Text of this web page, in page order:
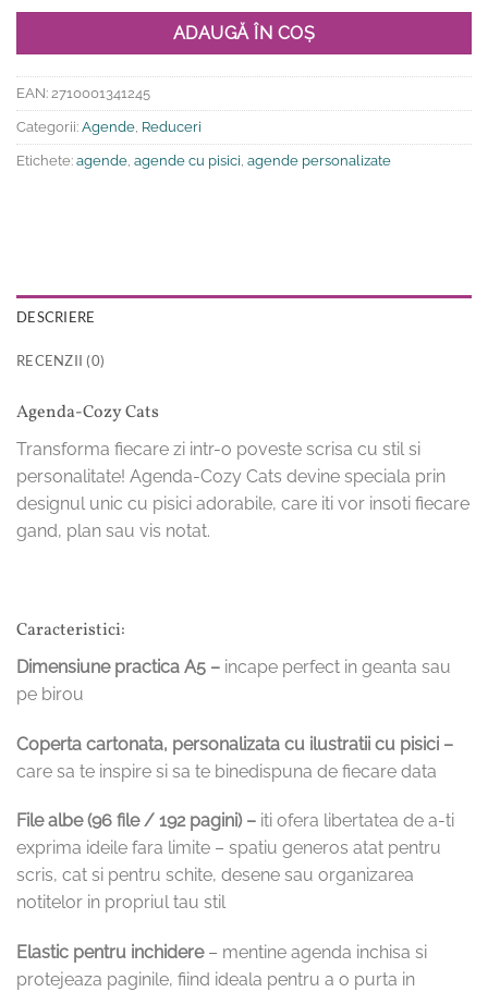
74.99 lei.
ADAUGĂ ÎN COȘ
EAN: 2710001341245
Categorii: Agende, Reduceri
Etichete: agende, agende cu pisici, agende personalizate
DESCRIERE
RECENZII (0)
Agenda-Cozy Cats
Transforma fiecare zi intr-o poveste scrisa cu stil si
personalitate! Agenda-Cozy Cats devine speciala prin
designul unic cu pisici adorabile, care iti vor insoti fiecare
gand, plan sau vis notat.
Caracteristici:
Dimensiune practica A5 – incape perfect in geanta sau
pe birou
Coperta cartonata, personalizata cu ilustratii cu pisici –
care sa te inspire si sa te binedispuna de fiecare data
File albe (96 file / 192 pagini) – iti ofera libertatea de a-ti
exprima ideile fara limite – spatiu generos atat pentru
scris, cat si pentru schite, desene sau organizarea
notitelor in propriul tau stil
Elastic pentru inchidere– mentine agenda inchisa si
protejeaza paginile, fiind ideala pentru a o purta in